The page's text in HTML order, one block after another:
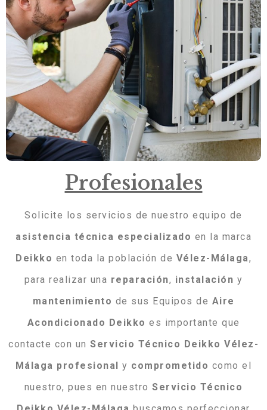
Profesionales
Solicite los servicios de nuestro equipo de
asistencia técnica especializado en la marca
Deikko en toda la población de Vélez-Málaga,
para realizar una reparación, instalación y
mantenimiento de sus Equipos de Aire
Acondicionado Deikko es importante que
contacte con un Servicio Técnico Deikko Vélez-
Málaga profesional y comprometido como el
nuestro, pues en nuestroServicio Técnico